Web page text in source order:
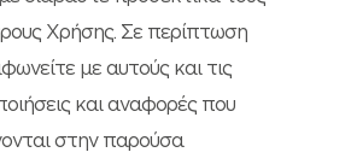
Χρήσης. Σε περίπτωση
με αυτούς και τις
και αναφορές που
στην παρούσα